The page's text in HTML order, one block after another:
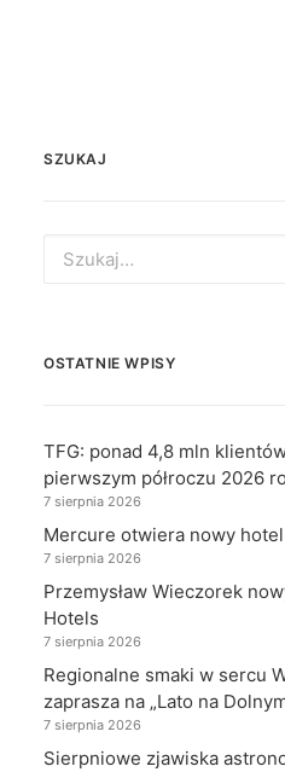
SZUKAJ
for:
OSTATNIE WPISY
TFG: ponad 4,8 mln
pierwszym półroczu 2026
7 sierpnia 2026
Mercure otwiera nowy
7 sierpnia 2026
Przemysław Wieczorek
Hotels
7 sierpnia 2026
Regionalne smaki w sercu
zaprasza na „Lato na
7 sierpnia 2026
Sierpniowe zjawiska